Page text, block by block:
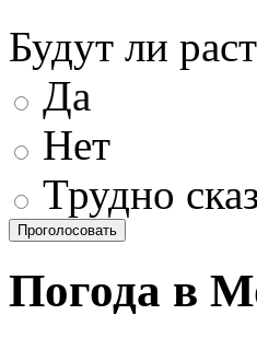
Будут ли
Да
Нет
Трудно
Погода в